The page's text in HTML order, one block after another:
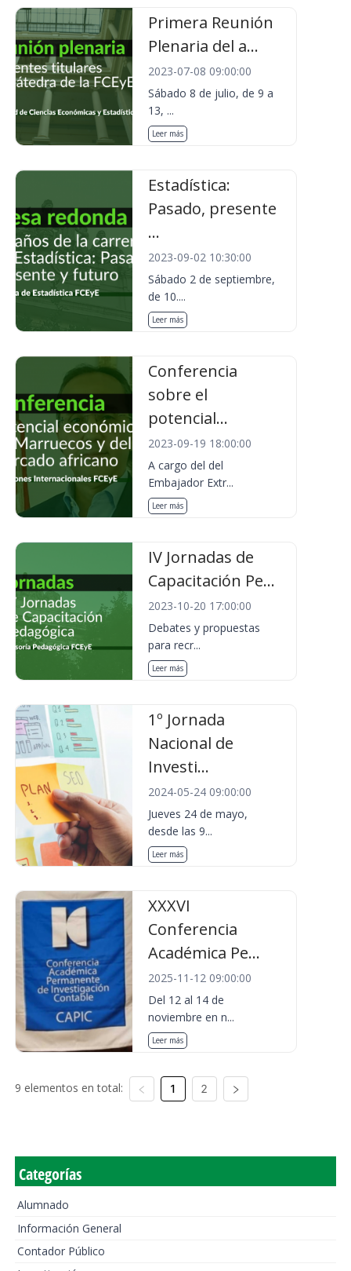
Primera Reunión
Plenaria del a...
2023-07-08 09:00:00
Sábado 8 de julio, de 9 a
13, ...
Leer más
Estadística:
Pasado, presente
...
2023-09-02 10:30:00
Sábado 2 de septiembre,
de 10....
Leer más
Conferencia
sobre el
potencial...
2023-09-19 18:00:00
A cargo del del
Embajador Extr...
Leer más
IV Jornadas de
Capacitación Pe...
2023-10-20 17:00:00
Debates y propuestas
para recr...
Leer más
1º Jornada
Nacional de
Investi...
2024-05-24 09:00:00
Jueves 24 de mayo,
desde las 9...
Leer más
XXXVI
Conferencia
Académica Pe...
2025-11-12 09:00:00
Del 12 al 14 de
noviembre en n...
Leer más
9 elementos en total: 1 2
Categorías
Alumnado
Información General
Contador Público